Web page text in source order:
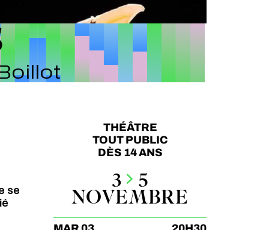
THÉÂTRE
TOUT PUBLIC
DÈS 14 ANS
3 5
NOVEMBRE
se